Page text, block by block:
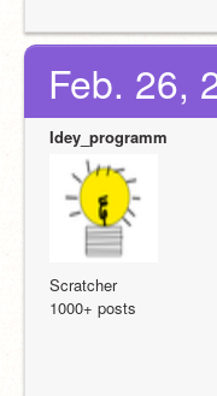
Feb. 26,
Idey_programm
Scratcher
1000+ posts